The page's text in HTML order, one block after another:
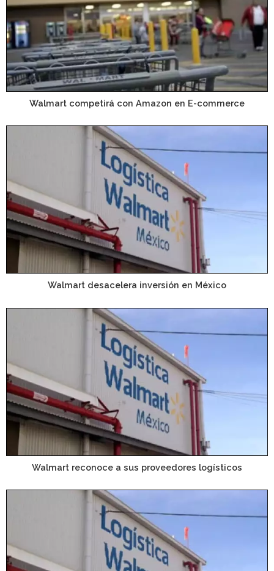
Walmart competirá con Amazon en E-commerce
Walmart desacelera inversión en México
Walmart reconoce a sus proveedores logísticos